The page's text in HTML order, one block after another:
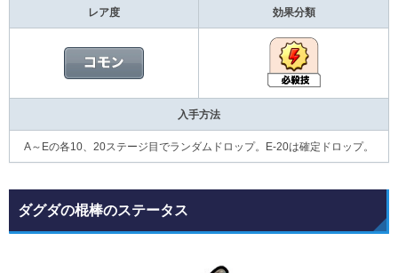
レア度 効果分類
入手方法
A～Eの各10、20ステージ目でランダムドロップ。E-20は確定ドロップ。
ダグダの棍棒のステータス